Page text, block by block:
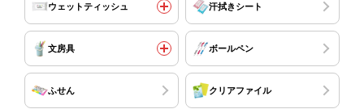
ウェットティッシュ 汗拭きシート
文房具 ボールペン
ふせん クリアファイル